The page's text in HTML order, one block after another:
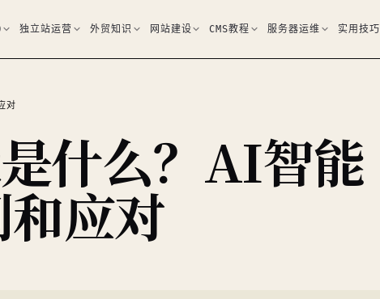
独立站运营 外贸知识 网站建设 CMS教程 服务器运维 实用技巧
对
什么？AI智能
应对